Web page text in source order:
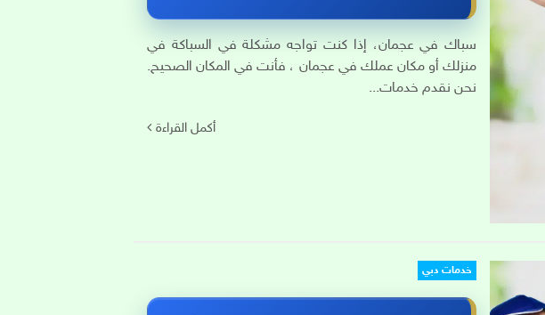
سباك في عجمان، إذا كنت تواجه مشكلة في السباكة في
منزلك أو مكان عملك في عجمان ، فأنت في المكان الصحيح.
نحن نقدم خدمات...
أكمل القراءة
خدمات دبي